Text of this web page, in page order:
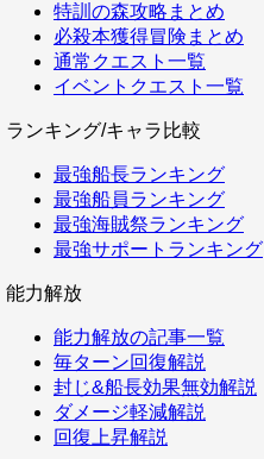
特訓の森攻略まとめ
必殺本獲得冒険まとめ
通常クエスト一覧
イベントクエスト一覧
ランキング/キャラ比較
最強船長ランキング
最強船員ランキング
最強海賊祭ランキング
最強サポートランキング
能力解放
能力解放の記事一覧
毎ターン回復解説
封じ&船長効果無効解説
ダメージ軽減解説
回復上昇解説